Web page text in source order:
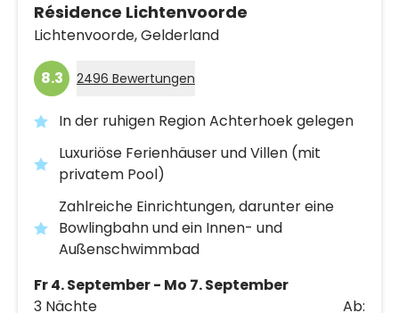
Résidence Lichtenvoorde
Lichtenvoorde,Gelderland
8.3 2496 Bewertungen
In der ruhigen Region Achterhoek gelegen
Luxuriöse Ferienhäuser und Villen (mit
privatem Pool)
Zahlreiche Einrichtungen, darunter eine
Bowlingbahn und ein Innen- und
Außenschwimmbad
Fr 4. September - Mo 7. September
3 Nächte
Ab: